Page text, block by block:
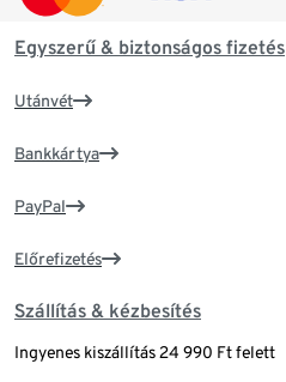
Egyszerű & biztonságos fizetés
Utánvét
Bankkártya
PayPal
Előrefizetés
Szállítás & kézbesítés
Ingyenes kiszállítás 24 990 Ft felett